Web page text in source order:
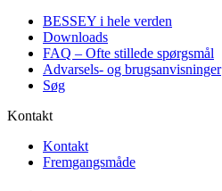
BESSEY i hele verden
Downloads
FAQ – Ofte stillede spørgsmål
Advarsels- og brugsanvisninger
Søg
Kontakt
Kontakt
Fremgangsmåde